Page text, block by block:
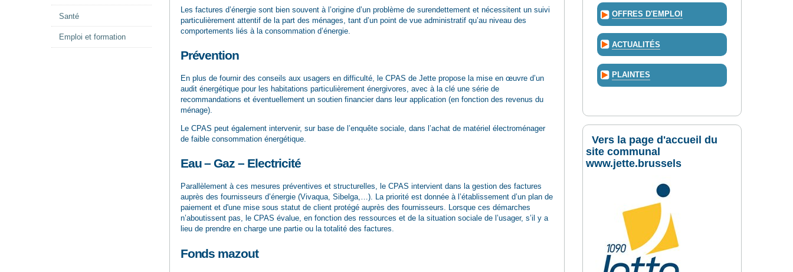
Santé
Emploi et formation
Les factures d’énergie sont bien souvent à l’origine d’un problème de surendettement et nécessitent un suivi
particulièrement attentif de la part des ménages, tant d’un point de vue administratif qu’au niveau des
comportements liés à la consommation d’énergie.
Prévention
En plus de fournir des conseils aux usagers en difficulté, le CPAS de Jette propose la mise en œuvre d’un
audit énergétique pour les habitations particulièrement énergivores, avec à la clé une série de
recommandations et éventuellement un soutien financier dans leur application (en fonction des revenus du
ménage).
Le CPAS peut également intervenir, sur base de l’enquête sociale, dans l’achat de matériel électroménager
de faible consommation énergétique.
Eau – Gaz – Electricité
Parallèlement à ces mesures préventives et structurelles, le CPAS intervient dans la gestion des factures
auprès des fournisseurs d’énergie (Vivaqua, Sibelga,…). La priorité est donnée à l’établissement d’un plan de
paiement et d'une mise sous statut de client protégé auprès des fournisseurs. Lorsque ces démarches
n’aboutissent pas, le CPAS évalue, en fonction des ressources et de la situation sociale de l’usager, s’il y a
lieu de prendre en charge une partie ou la totalité des factures.
Fonds mazout
OFFRES D'EMPLOI
ACTUALITÉS
PLAINTES
Vers la page d'accueil du
site communal
www.jette.brussels